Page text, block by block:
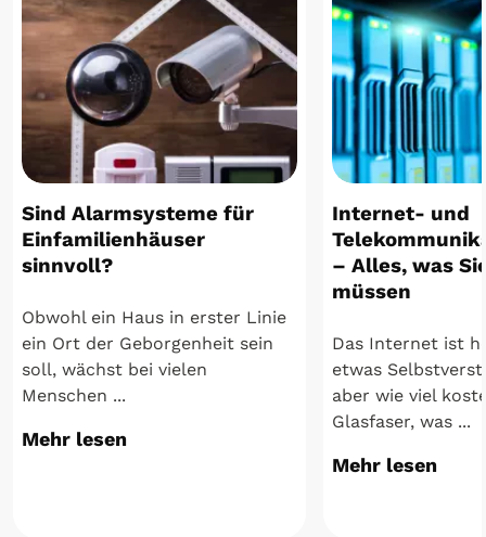
Sind Alarmsysteme für
Einfamilienhäuser
sinnvoll?
Obwohl ein Haus in erster Linie
ein Ort der Geborgenheit sein
soll, wächst bei vielen
Menschen ...
Mehr lesen
Internet- und
– Alles, was
müssen
Das Internet ist
etwas
aber wie viel
Glasfaser, was ...
Mehr lesen